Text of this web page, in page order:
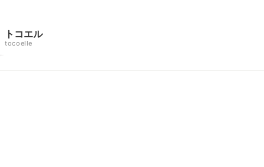
トコエル
tocoelle